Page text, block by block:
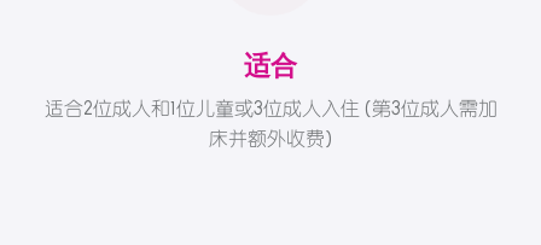
适合
适合2位成人和1位儿童或3位成人入住 (第3位成人需加
床并额外收费)